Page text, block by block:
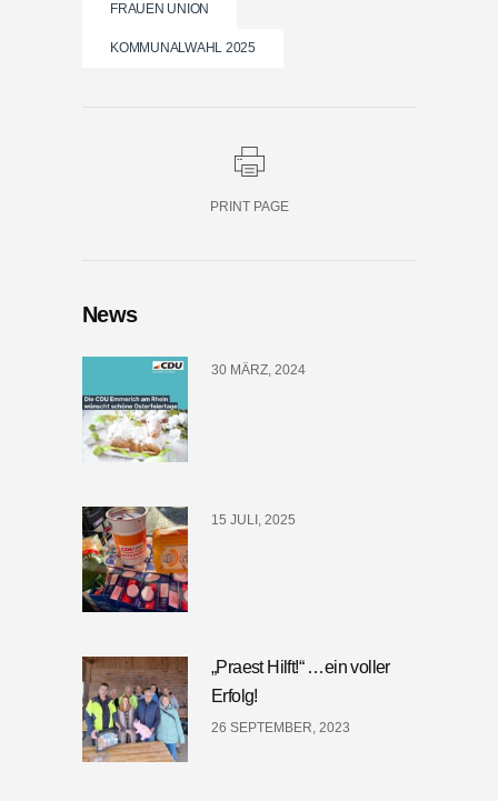
FRAUEN UNION
KOMMUNALWAHL 2025
PRINT PAGE
News
30 MÄRZ, 2024
15 JULI, 2025
„Praest Hilft!“ …ein voller
Erfolg!
26 SEPTEMBER, 2023